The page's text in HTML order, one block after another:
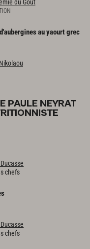
du Goût
d'auberginesauyaourtgrec
PAULE NEYRAT
chefs
chefs